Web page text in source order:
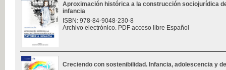
Aproximación histórica a la construcción sociojurídica
infancia
ISBN: 978-84-9048-230-8
Archivo electrónico. PDF acceso libre Español
Creciendo con sostenibilidad. Infancia, adolescencia y